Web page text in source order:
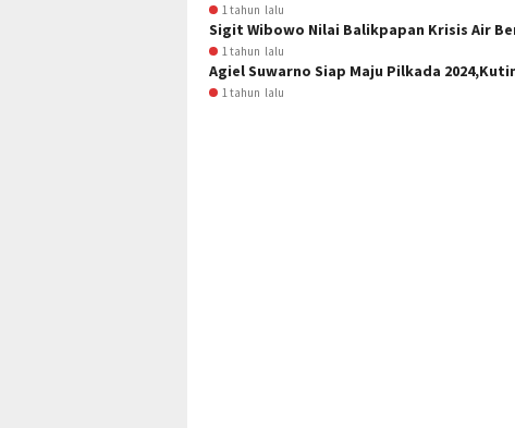
1 tahun lalu
Sigit Wibowo Nilai Balikpapan Krisis Air
1 tahun lalu
Agiel Suwarno Siap Maju Pilkada
1 tahun lalu